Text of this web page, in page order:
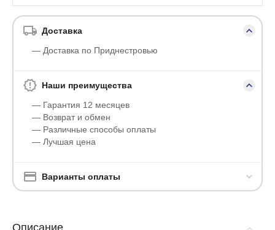
Доставка
— Доставка по Приднестровью
Наши преимущества
— Гарантия 12 месяцев
— Возврат и обмен
— Различные способы оплаты
— Лучшая цена
Варианты оплаты
Описание